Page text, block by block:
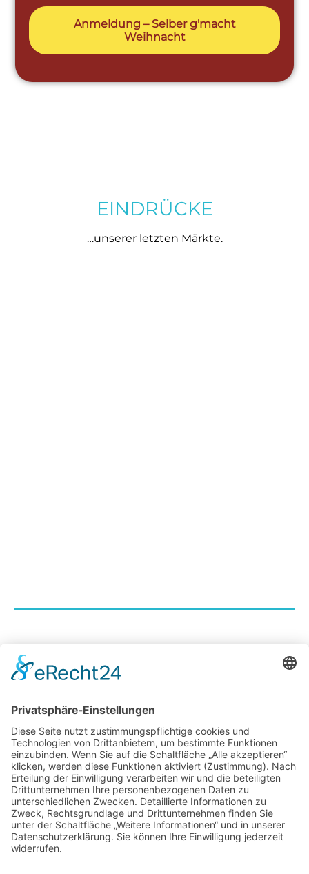
Anmeldung – Selber g'macht
Weihnacht
EINDRÜCKE
…unserer letzten Märkte.
27. September 2026
SAMSTAG & SONNTAG,
5. & 6. Dezember 2026